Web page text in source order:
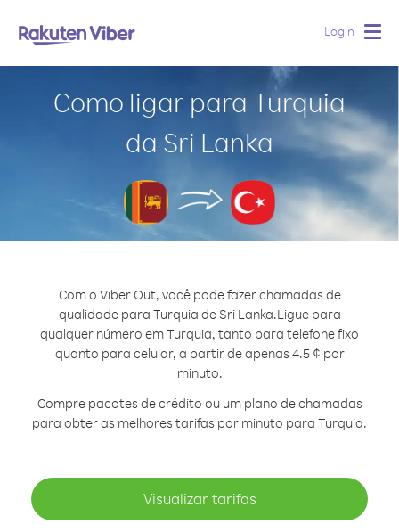
Login
Como ligar para Turquia
da Sri Lanka
Com o Viber Out, você pode fazer chamadas de
qualidade para Turquia de Sri Lanka.Ligue para
qualquer número em Turquia, tanto para telefone fixo
quanto para celular, a partir de apenas 4.5 ¢ por
minuto.
Compre pacotes de crédito ou um plano de chamadas
para obter as melhores tarifas por minuto para Turquia.
Visualizar tarifas